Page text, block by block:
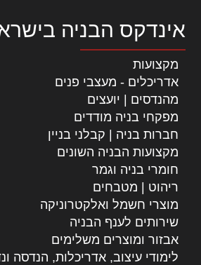
אינדקס הבניה
מקצועות
אדריכלים - מעצבי פנים
מהנדסים | יועצים
מפקחי בניה מודדים
חברות בניה | קבלני בניין
מקצועות הבניה השונים
חומרי בניה וגמר
ריהוט | מטבחים
מוצרי חשמל ואלקטרוניקה
שירותים לענף הבניה
אבזור ומוצרים משלימים
לימודי עיצוב, אדריכלות, הנדסה